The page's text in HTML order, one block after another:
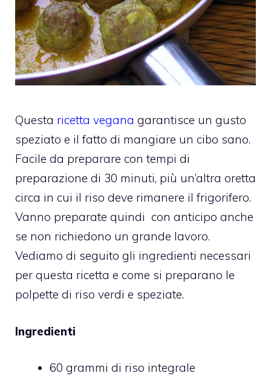
Questa ricetta vegana garantisce un gusto
speziato e il fatto di mangiare un cibo sano.
Facile da preparare con tempi di
preparazione di 30 minuti, più un’altra oretta
circa in cui il riso deve rimanere il frigorifero.
Vanno preparate quindi con anticipo anche
se non richiedono un grande lavoro.
Vediamo di seguito gli ingredienti necessari
per questa ricetta e come si preparano le
polpette di riso verdi e speziate.
Ingredienti
60 grammi di riso integrale